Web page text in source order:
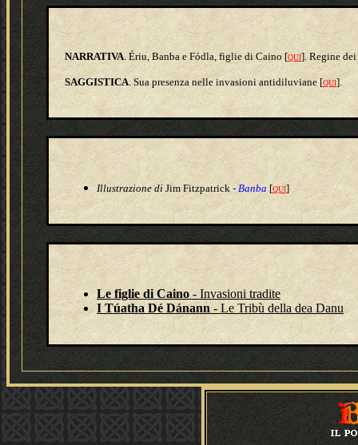
NARRATIVA. Ériu, Banba e Fódla, figlie di Caino [QUI]. Regine dei
SAGGISTICA. Sua presenza nelle invasioni antidiluviane [QUI].
Illustrazionedi Jim Fitzpatrick - Banba [QUI]
Le figlie di Caino - Invasioni tradite
I Túatha Dé Dánann - Le Tribù della dea Danu